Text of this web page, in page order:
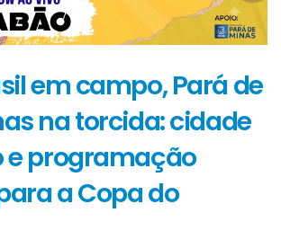
em campo, Pará de
na torcida: cidade
e programação
a Copa do